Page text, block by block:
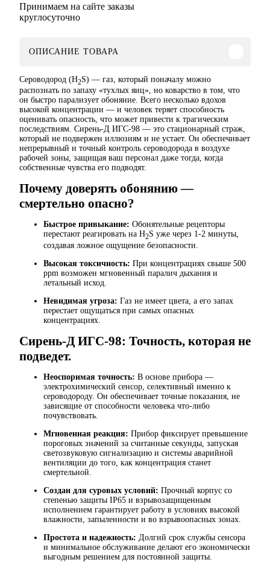
Принимаем на сайте заказы
круглосуточно
ОПИСАНИЕ ТОВАРА
Сероводород (H2S) — газ, который поначалу можно
распознать по запаху «тухлых яиц», но коварство в том, что
он быстро парализует обоняние. Всего несколько вдохов
высокой концентрации — и человек теряет способность
оценивать опасность, что может привести к трагическим
последствиям. Сирень-Д ИГС-98 — это стационарный страж,
который не подвержен иллюзиям и не устает. Он обеспечивает
непрерывный и точный контроль сероводорода в воздухе
рабочей зоны, защищая ваш персонал даже тогда, когда
собственные чувства его подводят.
Почему доверять обонянию —
смертельно опасно?
Быстрое привыкание: Обонятельные рецепторы
перестают реагировать на H2S уже через 1-2 минуты,
создавая ложное ощущение безопасности.
Высокая токсичность: При концентрациях свыше 500
ppm возможен мгновенный паралич дыхания и
летальный исход.
Невидимая угроза: Газ не имеет цвета, а его запах
перестает ощущаться при самых опасных
концентрациях.
Сирень-Д ИГС-98: Точность, которая не
подведет.
Неоспоримая точность: В основе прибора —
электрохимический сенсор, селективный именно к
сероводороду. Он обеспечивает точные показания, не
зависящие от способности человека что-либо
почувствовать.
Мгновенная реакция: Прибор фиксирует превышение
пороговых значений за считанные секунды, запуская
светозвуковую сигнализацию и системы аварийной
вентиляции до того, как концентрация станет
смертельной.
Создан для суровых условий: Прочный корпус со
степенью защиты IP65 и взрывозащищенным
исполнением гарантирует работу в условиях высокой
влажности, запыленности и во взрывоопасных зонах.
Простота и надежность: Долгий срок службы сенсора
и минимальное обслуживание делают его экономически
выгодным решением для постоянной защиты.